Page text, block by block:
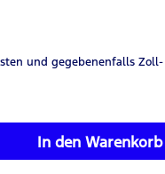
und gegebenenfalls
In den Warenkorb